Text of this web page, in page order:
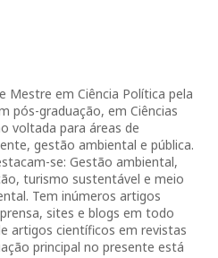
Mestre em Ciência Política pela
pós-graduação, em Ciências
voltada para áreas de
gestão ambiental e pública.
se: Gestão ambiental,
turismo sustentável e meio
Tem inúmeros artigos
sites e blogs em todo
artigos científicos em revistas
principal no presente está